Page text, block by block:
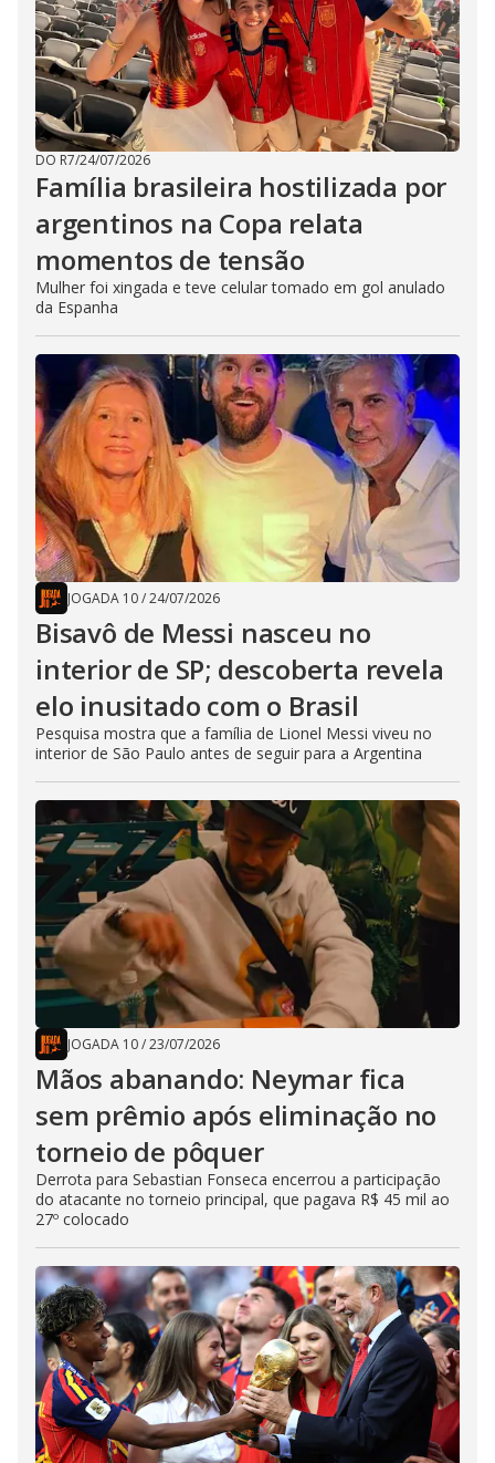
DO R7/24/07/2026
Família brasileira hostilizada por
argentinos na Copa relata
momentos de tensão
Mulher foi xingada e teve celular tomado em gol anulado
da Espanha
JOGADA 10/24/07/2026
Bisavô de Messi nasceu no
interior de SP; descoberta revela
elo inusitado com o Brasil
Pesquisa mostra que a família de Lionel Messi viveu no
interior de São Paulo antes de seguir para a Argentina
JOGADA 10/23/07/2026
Mãos abanando: Neymar fica
sem prêmio após eliminação no
torneio de pôquer
Derrota para Sebastian Fonseca encerrou a participação
do atacante no torneio principal, que pagava R$ 45 mil ao
27º colocado